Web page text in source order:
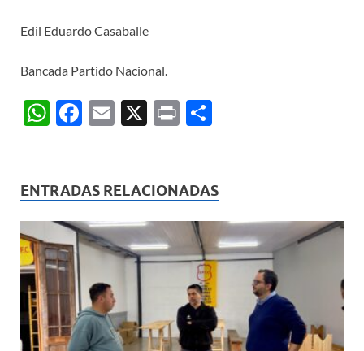
Edil Eduardo Casaballe
Bancada Partido Nacional.
W
s
A
p
p
F
b
o
o
E
X
P
p
ar
ti
r
ENTRADAS RELACIONADAS